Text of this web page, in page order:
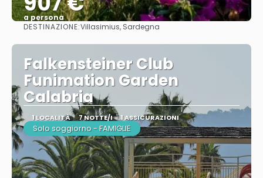
a persona
Vedere
DESTINAZIONE:Villasimius, Sardegna
Falkensteiner Club
Funimation Garden
Calabria
1 LOCALITÀ 7 NOTTE/I 1 ASSICURAZIONI
Solo soggiorno - FAMIGLIE